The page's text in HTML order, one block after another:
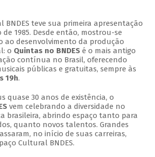
BNDES teve sua primeira apresentação
1985. Desde então, mostrou-se
ao desenvolvimento da produção
o Quintas no BNDESé o mais antigo
contínua no Brasil, oferecendo
públicas e gratuitas, sempre às
19h.
quase 30 anos de existência, o
vem celebrando a diversidade no
brasileira, abrindo espaço tanto para
quanto novos talentos. Grandes
no início de suas carreiras,
Cultural BNDES.